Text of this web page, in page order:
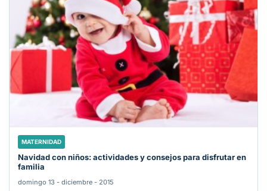
MATERNIDAD
Navidad con niños: actividades y consejos para disfrutar en
familia
domingo 13 - diciembre - 2015